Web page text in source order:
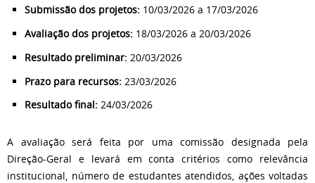
Submissão dos projetos: 10/03/2026 a 17/03/2026
Avaliação dos projetos: 18/03/2026 a 20/03/2026
Resultado preliminar: 20/03/2026
Prazo para recursos: 23/03/2026
Resultado final: 24/03/2026
A avaliação será feita por uma comissão designada pela
Direção-Geral e levará em conta critérios como relevância
institucional, número de estudantes atendidos, ações voltadas